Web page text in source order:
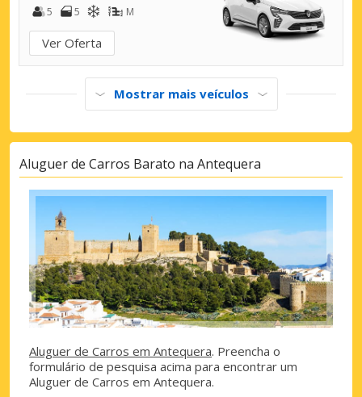
5
5 M
Ver Oferta
Mostrar mais veículos
Aluguer de Carros Barato na Antequera
Aluguer de Carros em Antequera. Preencha o
formulário de pesquisa acima para encontrar um
Aluguer de Carros em Antequera.